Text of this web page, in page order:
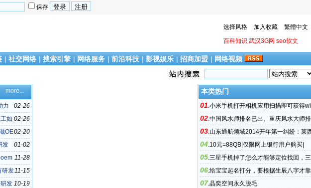
保存
选择风格 加入收藏 繁體中文
百科知识 武汉3G网 seo软文
| 社交网络 | 搜索引擎 | 网络服务 | 前沿科技 | 影视娱乐 | 招商加盟 | 网络视频
more...
02-26
力
02-26
如
02-20
OE
01-02
发
11-28
11-15
研发
10-19
发
本类热门
01.小米手机打开相机应用扫描即可获得
码？？
02.中国风水师排名已出、重庆风水大师
是谁？
03.山东通航领域2014开年第一纠纷：莱
机场“易主”始末
04.10元=88QB|仅限网上银行用户购买|
05.三星手机掉了怎么才能够定位找回，
被偷怎么办
06.给宝宝起名打分，要根据生辰八字才靠
07.晶奕空间永久脱毛